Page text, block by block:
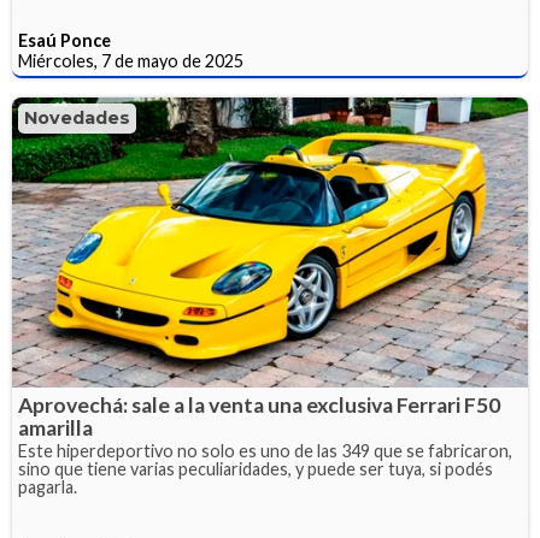
Esaú Ponce
Miércoles, 7 de mayo de 2025
Novedades
Aprovechá: sale a la venta una exclusiva Ferrari F50
amarilla
Este hiperdeportivo no solo es uno de las 349 que se fabricaron,
sino que tiene varias peculiaridades, y puede ser tuya, si podés
pagarla.